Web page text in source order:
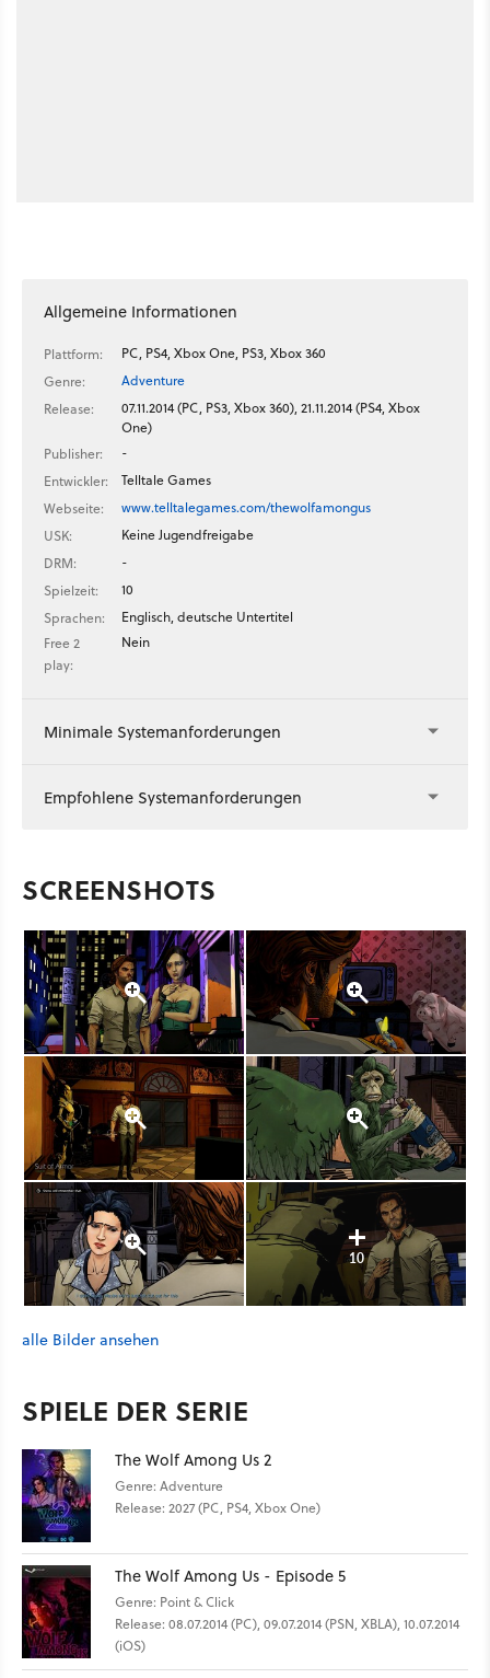
Allgemeine Informationen
Plattform:
PC, PS4, Xbox One, PS3, Xbox 360
Genre:
Adventure
Release:
07.11.2014 (PC, PS3, Xbox 360), 21.11.2014 (PS4, Xbox
One)
Publisher:
-
Entwickler:
Telltale Games
Webseite:
www.telltalegames.com/thewolfamongus
USK:
Keine Jugendfreigabe
DRM:
-
Spielzeit:
10
Sprachen:
Englisch, deutsche Untertitel
Free 2
play:
Nein
Minimale Systemanforderungen
Empfohlene Systemanforderungen
SCREENSHOTS
10
alle Bilder ansehen
SPIELE DER SERIE
The Wolf Among Us 2
Genre: Adventure
Release: 2027 (PC, PS4, Xbox One)
The Wolf Among Us - Episode 5
Genre: Point & Click
Release: 08.07.2014 (PC), 09.07.2014 (PSN, XBLA), 10.07.2014
(iOS)